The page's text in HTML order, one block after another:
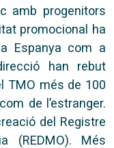
amb progenitors
promocional ha
Espanya com a
han rebut
TMO més de 100
de l’estranger.
del Registre
(REDMO). Més